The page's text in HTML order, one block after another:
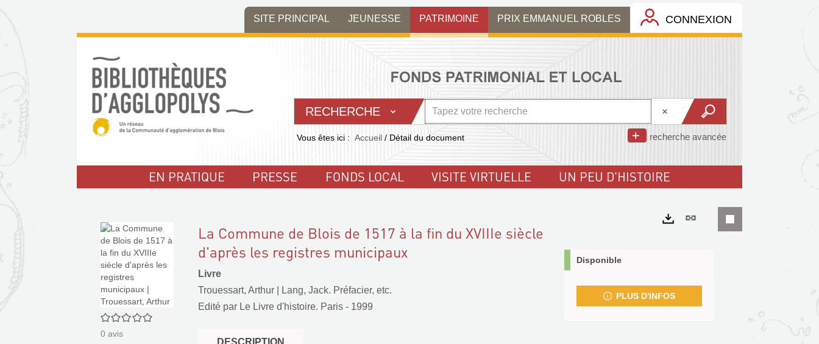
menu
contenu
la
SITE PRINCIPAL JEUNESSE PATRIMOINE PRIX EMMANUEL ROBLES CONNEXION
RECHERCHE
recherche avancée
Vous êtes ici : Accueil / Détail du document
EN PRATIQUE PRESSE FONDS LOCAL VISITE VIRTUELLE UN PEU D'HISTOIRE
0/5
0 avis
La Commune de Blois de 1517 à la fin du XVIIIe siècle
d'après les registres municipaux
Livre
Trouessart, Arthur
Lang, Jack. Préfacier, etc.
Edité par Le Livre d'histoire. Paris - 1999
DESCRIPTION
Lien
Disponible
PLUS D'INFOS